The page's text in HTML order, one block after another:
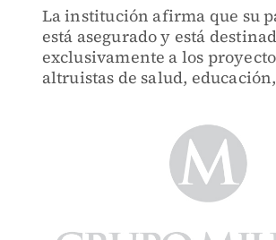
La institución afirma que su
está asegurado y está
exclusivamente a los
altruistas de salud,